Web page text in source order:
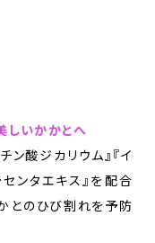
しいかかとへ
酸ジカリウム』『イ
ンタエキス』を配合
とのひび割れを予防